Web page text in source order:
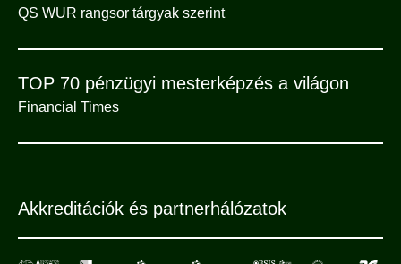
QS WUR rangsor tárgyak szerint
TOP 70 pénzügyi mesterképzés a világon
Financial Times
Akkreditációk és partnerhálózatok